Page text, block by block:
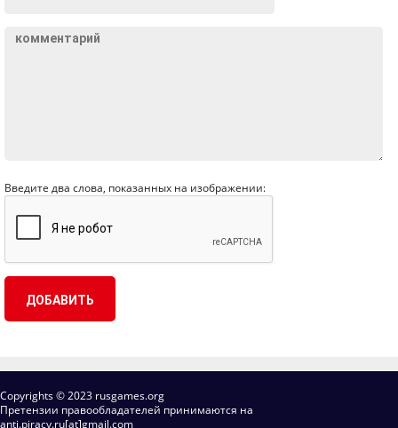
Введите два слова, показанных на изображении:
Copyrights © 2023 rusgames.org
Претензии правообладателей принимаются на
anti.piracy.ru[at]gmail.com